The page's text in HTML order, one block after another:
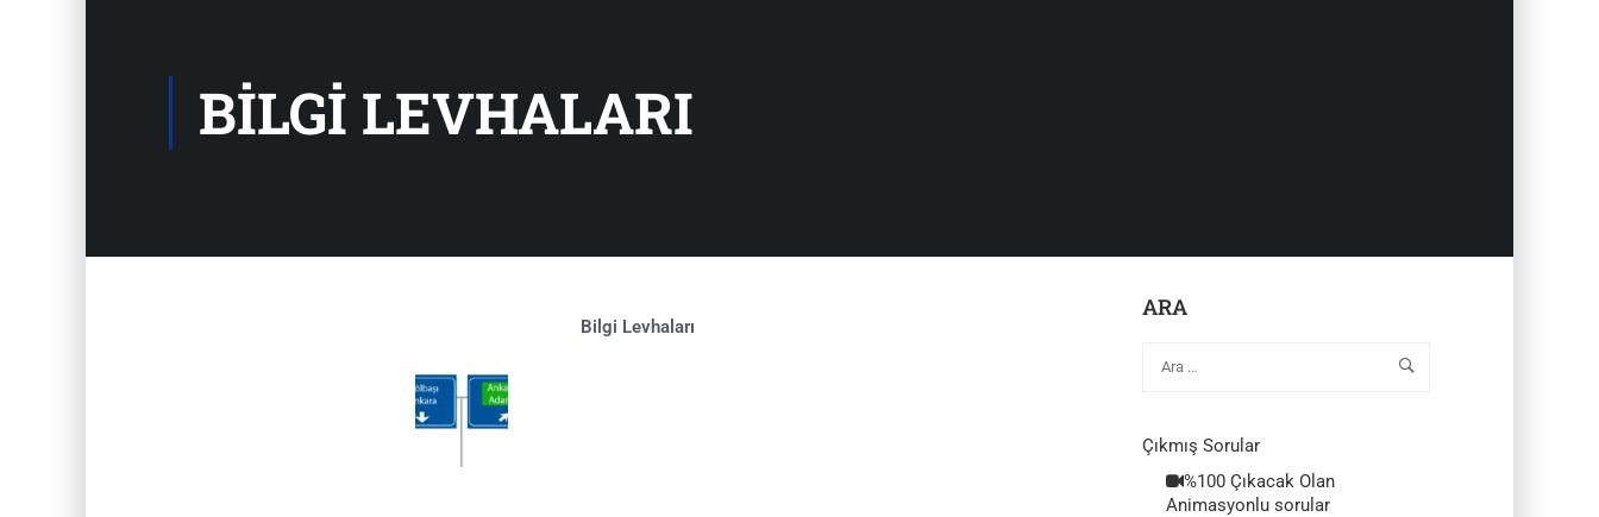
BILGI LEVHALARI
Bilgi Levhaları
ARA
Çıkmış Sorular
%100 Çıkacak Olan
Animasyonlu sorular